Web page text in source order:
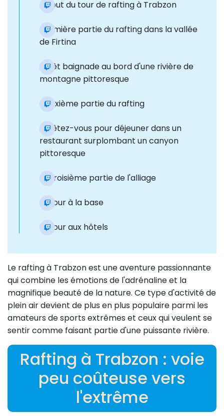
Début du tour de rafting à Trabzon
Première partie du rafting dans la vallée
de Firtina
Arrêt baignade au bord d'une rivière de
montagne pittoresque
Deuxième partie du rafting
Arrêtez-vous pour déjeuner dans un
restaurant surplombant un canyon
pittoresque
La troisième partie de l'alliage
Retour à la base
Retour aux hôtels
Le rafting à Trabzon est une aventure passionnante
qui combine les émotions de l'adrénaline et la
magnifique beauté de la nature. Ce type d'activité de
plein air devient de plus en plus populaire parmi les
amateurs de sports extrêmes et ceux qui veulent se
sentir comme faisant partie d'une puissante rivière.
Rafting à Trabzon : voie
peu coûteuse vers
l'extrême